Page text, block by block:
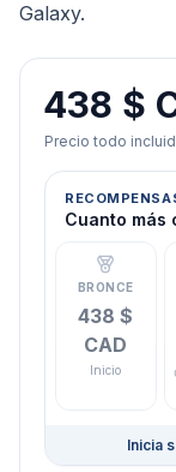
Galaxy.
438 $
Precio todo
Cuanto más
BRONCE
438 $
CAD
Inicio
Inicia